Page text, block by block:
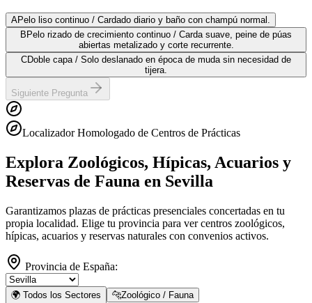
APelo liso continuo / Cardado diario y baño con champú normal.
B Pelo rizado de crecimiento continuo / Carda suave, peine de púas
abiertas metalizado y corte recurrente.
CDoble capa / Solo deslanado en época de muda sin necesidad de
tijera.
Siguiente Pregunta
Localizador Homologado de Centros de Prácticas
Explora Zoológicos, Hípicas, Acuarios y
Reservas de Fauna en Sevilla
Garantizamos plazas de prácticas presenciales concertadas en tu
propia localidad. Elige tu provincia para ver centros zoológicos,
hípicas, acuarios y reservas naturales con convenios activos.
Provincia de España:
🌍 Todos los Sectores 🐆Zoológico / Fauna